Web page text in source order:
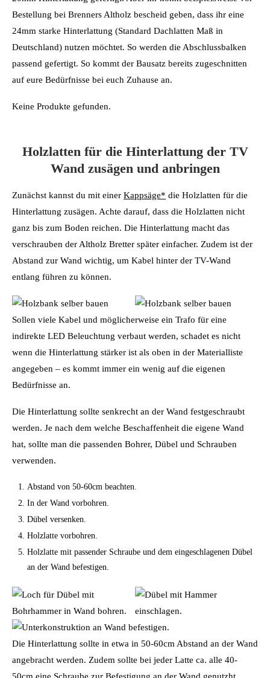
Bestellung bei Brenners Altholz bescheid geben, dass ihr eine
24mm starke Hinterlattung (Standard Dachlatten Maß in
Deutschland) nutzen möchtet. So werden die Abschlussbalken
passend gefertigt. So kommt der Bausatz bereits zugeschnitten
auf eure Bedürfnisse bei euch Zuhause an.
Keine Produkte gefunden.
Holzlatten für die Hinterlattung der TV
Wand zusägen und anbringen
Zunächst kannst du mit einer Kappsäge* die Holzlatten für die
Hinterlattung zusägen. Achte darauf, dass die Holzlatten nicht
ganz bis zum Boden reichen. Die Hinterlattung macht das
verschrauben der Altholz Bretter später einfacher. Zudem ist der
Abstand zur Wand wichtig, um Kabel hinter der TV-Wand
entlang führen zu können.
Sollen viele Kabel und möglicherweise ein Trafo für eine
indirekte LED Beleuchtung verbaut werden, schadet es nicht
wenn die Hinterlattung stärker ist als oben in der Materialliste
angegeben – es kommt immer ein wenig auf die eigenen
Bedürfnisse an.
Die Hinterlattung sollte senkrecht an der Wand festgeschraubt
werden. Je nach dem welche Beschaffenheit die eigene Wand
hat, sollte man die passenden Bohrer, Dübel und Schrauben
verwenden.
Abstand von 50-60cm beachten.
In der Wand vorbohren.
Dübel versenken.
Holzlatte vorbohren.
Holzlatte mit passender Schraube und dem eingeschlagenen Dübel
an der Wand befestigen.
Die Hinterlattung sollte in etwa in 50-60cm Abstand an der Wand
angebracht werden. Zudem sollte bei jeder Latte ca. alle 40-
50cm eine Schraube zur Befestigung an der Wand genutzht